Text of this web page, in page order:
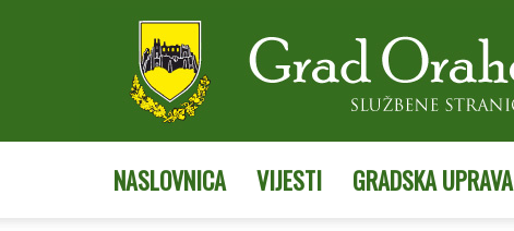
NASLOVNICA VIJESTI GRADSKA UPRAVA